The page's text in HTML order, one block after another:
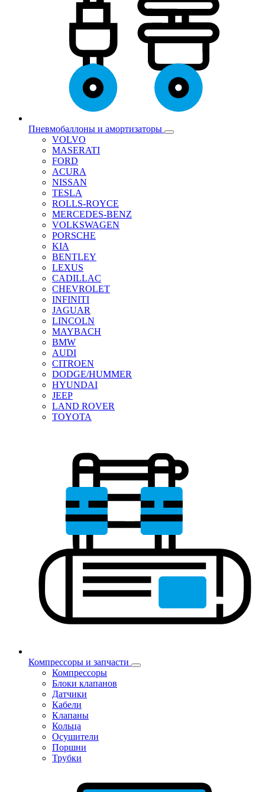
Пневмобаллоны и амортизаторы
VOLVO
MASERATI
FORD
ACURA
NISSAN
TESLA
ROLLS-ROYCE
MERCEDES-BENZ
VOLKSWAGEN
PORSCHE
KIA
BENTLEY
LEXUS
CADILLAC
CHEVROLET
INFINITI
JAGUAR
LINCOLN
MAYBACH
BMW
AUDI
CITROEN
DODGE/HUMMER
HYUNDAI
JEEP
LAND ROVER
TOYOTA
Компрессоры и запчасти
Компрессоры
Блоки клапанов
Датчики
Кабели
Клапаны
Кольца
Осушители
Поршни
Трубки